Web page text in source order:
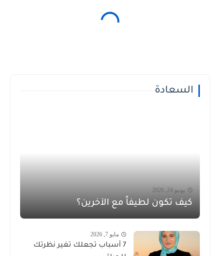
السعادة
يونيو 24, 2026
كيف تكون لطيفاً مع الآخرين؟
مايو 7, 2026
7 أسباب تجعلك تغير نظرتك